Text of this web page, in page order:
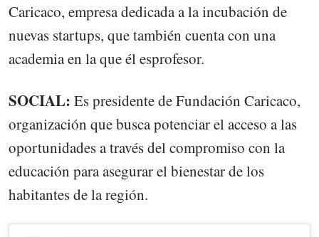
Caricaco, empresa dedicada a la incubación de
nuevas startups, que también cuenta con una
academia en la que él esprofesor.
SOCIAL: Es presidente de Fundación Caricaco,
organización que busca potenciar el acceso a las
oportunidades a través del compromiso con la
educación para asegurar el bienestar de los
habitantes de la región.